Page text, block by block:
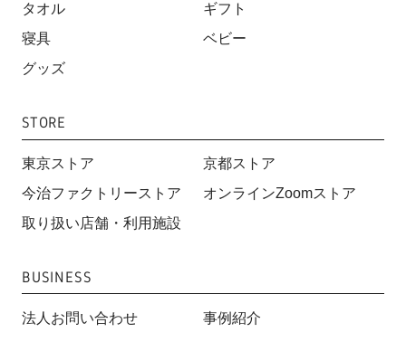
タオル
ギフト
寝具
ベビー
グッズ
STORE
東京ストア
京都ストア
今治ファクトリーストア
オンラインZoomストア
取り扱い店舗・利用施設
BUSINESS
法人お問い合わせ 事例紹介